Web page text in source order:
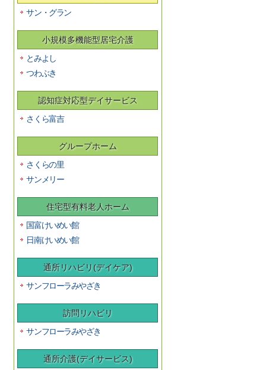
サン・グラン
小規模多機能型居宅介護
とみよし
つわぶき
認知症対応型デイサービス
さくら富吉
グループホーム
さくらの里
サンメリー
住宅型有料老人ホーム
国富けいめい館
日南けいめい館
通所リハビリ(デイケア)
サンフローラみやざき
訪問リハビリ
サンフローラみやざき
通所介護(デイサービス)